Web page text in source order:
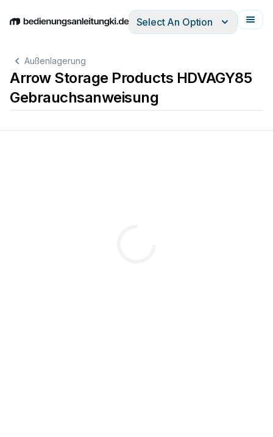
EnglishDeutschEspañolItalianoFrançais
Select An Option
Außenlagerung
Arrow Storage Products HDVAGY85
Gebrauchsanweisung